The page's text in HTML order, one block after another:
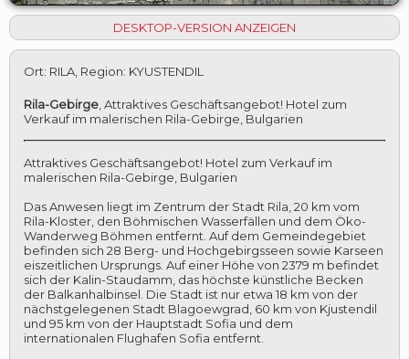
DESKTOP-VERSION ANZEIGEN
Ort: RILA Region: KYUSTENDIL
Rila-Gebirge Attraktives Geschäftsangebot! Hotel zum
Verkauf im malerischen Rila-Gebirge, Bulgarien
Attraktives Geschäftsangebot! Hotel zum Verkauf im
malerischen Rila-Gebirge, Bulgarien
Das Anwesen liegt im Zentrum der Stadt Rila, 20 km vom
Rila-Kloster, den Böhmischen Wasserfällen und dem Öko-
Wanderweg Böhmen entfernt. Auf dem Gemeindegebiet
befinden sich 28 Berg- und Hochgebirgsseen sowie Karseen
eiszeitlichen Ursprungs. Auf einer Höhe von 2379 m befindet
sich der Kalin-Staudamm, das höchste künstliche Becken
der Balkanhalbinsel. Die Stadt ist nur etwa 18 km von der
nächstgelegenen Stadt Blagoewgrad, 60 km von Kjustendil
und 95 km von der Hauptstadt Sofia und dem
internationalen Flughafen Sofia entfernt.